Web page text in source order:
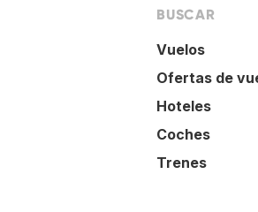
BUSCAR
Vuelos
Ofertas de
Hoteles
Coches
Trenes